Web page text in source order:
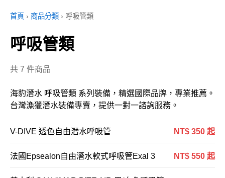
首頁 › 商品分類 › 呼吸管類
呼吸管類
共 7 件商品
海豹潛水 呼吸管類 系列裝備，精選國際品牌，專業推薦。
台灣漁獵潛水裝備專賣，提供一對一諮詢服務。
V-DIVE 透色自由潛水呼吸管 NT$ 350 起
法國Epsealon自由潛水軟式呼吸管Exal 3 NT$ 550 起